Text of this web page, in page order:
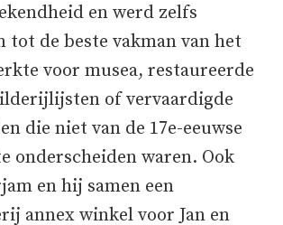
en werd zelfs
tot de beste vakman van het
voor musea, restaureerde
of vervaardigde
die niet van de 17e-eeuwse
onderscheiden waren. Ook
en hij samen een
annex winkel voor Jan en